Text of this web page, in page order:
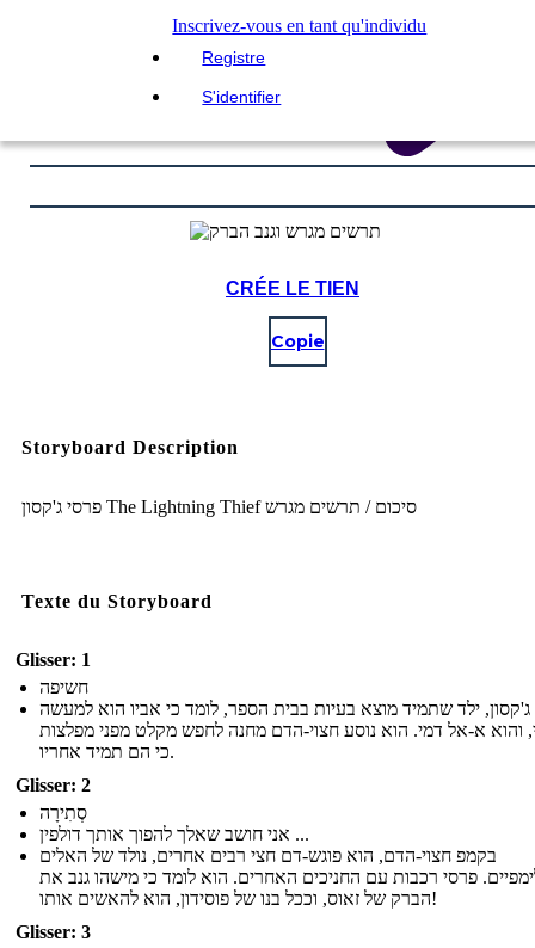
Inscrivez-vous en tant qu'individu
Registre
S'identifier
CRÉE LE TIEN
Copie
Storyboard Description
פרסי ג'קסון The Lightning Thief סיכום / תרשים מגרש
Texte du Storyboard
Glisser: 1
חשיפה
ג'קסון, ילד שתמיד מוצא בעיות בבית הספר, לומד כי אביו הוא למעשה
והוא א-אל דמי. הוא נוסע חצוי-הדם מחנה לחפש מקלט מפני מפלצות
כי הם תמיד אחריו.
Glisser: 2
סְתִירָה
אני חושב שאלך להפוך אותך דולפין ...
בקמפ חצוי-הדם, הוא פוגש-דם חצי רבים אחרים, נולד של האלים
פרסי רכבות עם החניכים האחרים. הוא לומד כי מישהו גנב את
הברק של זאוס, וככל בנו של פוסידון, הוא להאשים אותו!
Glisser: 3